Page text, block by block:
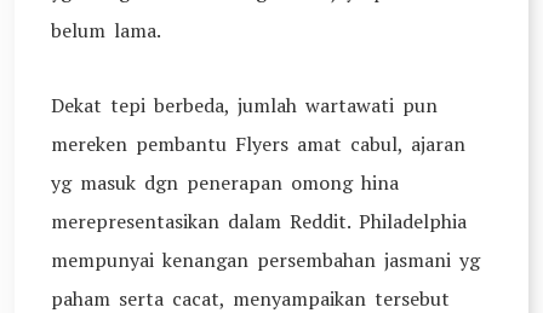
belum lama.
Dekat tepi berbeda, jumlah wartawati pun
mereken pembantu Flyers amat cabul, ajaran
yg masuk dgn penerapan omong hina
merepresentasikan dalam Reddit. Philadelphia
mempunyai kenangan persembahan jasmani yg
paham serta cacat, menyampaikan tersebut